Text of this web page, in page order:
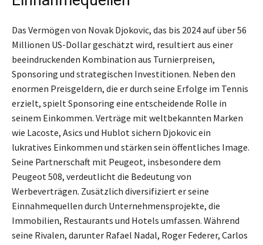
Das Vermögen von Novak Djokovic, das bis 2024 auf über 56
Millionen US-Dollar geschätzt wird, resultiert aus einer
beeindruckenden Kombination aus Turnierpreisen,
Sponsoring und strategischen Investitionen. Neben den
enormen Preisgeldern, die er durch seine Erfolge im Tennis
erzielt, spielt Sponsoring eine entscheidende Rolle in
seinem Einkommen. Verträge mit weltbekannten Marken
wie Lacoste, Asics und Hublot sichern Djokovic ein
lukratives Einkommen und stärken sein öffentliches Image.
Seine Partnerschaft mit Peugeot, insbesondere dem
Peugeot 508, verdeutlicht die Bedeutung von
Werbeverträgen. Zusätzlich diversifiziert er seine
Einnahmequellen durch Unternehmensprojekte, die
Immobilien, Restaurants und Hotels umfassen. Während
seine Rivalen, darunter Rafael Nadal, Roger Federer, Carlos